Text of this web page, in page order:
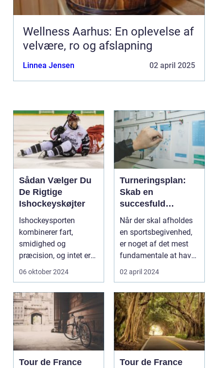
Wellness Aarhus: En oplevelse af
velvære, ro og afslapning
Linnea Jensen 02 april 2025
Sådan Vælger Du
De Rigtige
Ishockeyskøjter
Ishockeysporten
kombinerer fart,
smidighed og
præcision, og intet er
mere afgørende for...
06 oktober 2024
Turneringsplan:
Skab en
succesfuld
turnering
Når der skal afholdes
en sportsbegivenhed,
er noget af det mest
fundamentale at have
en velorganiser...
02 april 2024
Tour de France
Tour de France